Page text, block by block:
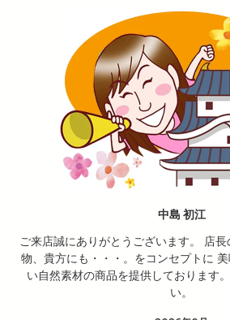
中島 初江
ご来店誠にありがとうございます。 店
物、貴方にも・・・。をコンセプトに
い自然素材の商品を提供しております
い。